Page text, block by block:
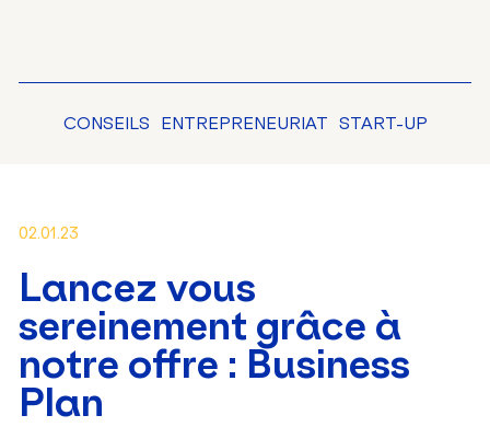
CONSEILS ENTREPRENEURIAT START-UP
02.01.23
Lancez vous
sereinement grâce à
notre offre : Business
Plan